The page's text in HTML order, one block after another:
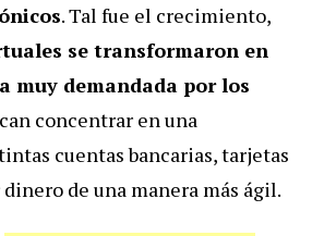
. Tal fue el crecimiento,
se transformaron en
muy demandada por los
concentrar en una
cuentas bancarias, tarjetas
de una manera más ágil.